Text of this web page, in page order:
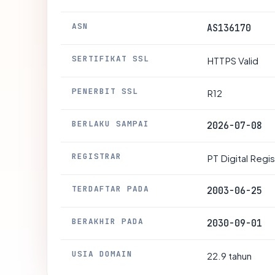
ASN AS136170
SERTIFIKAT SSL HTTPS Valid
PENERBIT SSL R12
BERLAKU SAMPAI 2026-07-08
REGISTRAR PT Digital
TERDAFTAR PADA 2003-06-25
BERAKHIR PADA 2030-09-01
USIA DOMAIN 22.9 tahun